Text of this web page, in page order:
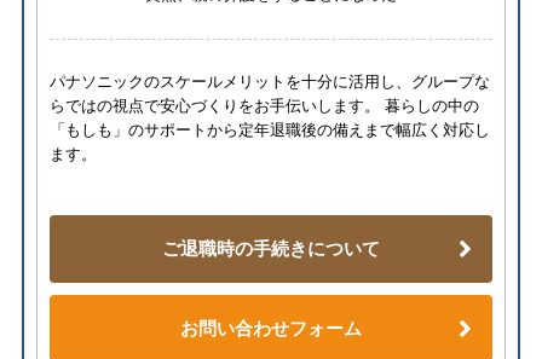
パナソニックのスケールメリットを十分に活用し、グループな
らではの視点で安心づくりをお手伝いします。 暮らしの中の
「もしも」のサポートから定年退職後の備えまで幅広く対応し
ます。
ご退職時の手続きについて
お問い合わせフォーム